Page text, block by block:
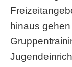
hinaus